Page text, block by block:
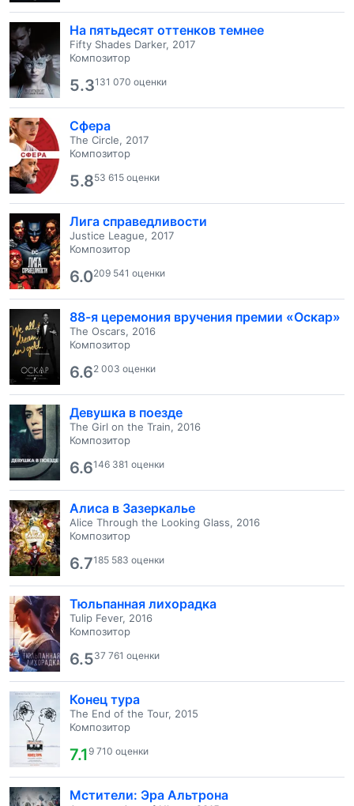
На пятьдесят оттенков темнее
Fifty Shades Darker, 2017
Композитор
5.3131 070 оценки
Сфера
The Circle, 2017
Композитор
5.853 615 оценки
Лига справедливости
Justice League, 2017
Композитор
6.0209 541 оценки
88-я церемония вручения премии «Оскар»
The Oscars, 2016
Композитор
6.62 003 оценки
Девушка в поезде
The Girl on the Train, 2016
Композитор
6.6146 381 оценки
Алиса в Зазеркалье
Alice Through the Looking Glass, 2016
Композитор
6.7185 583 оценки
Тюльпанная лихорадка
Tulip Fever, 2016
Композитор
6.537 761 оценки
Конец тура
The End of the Tour, 2015
Композитор
7.19 710 оценки
Мстители: Эра Альтрона